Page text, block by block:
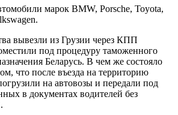
марок BMW, Porsche, Toyota,
вывезли из Грузии через КПП
под процедуру таможенного
Беларусь. В чем же состояло
что после въезда на территорию
на автовозы и передали под
в документах водителей без